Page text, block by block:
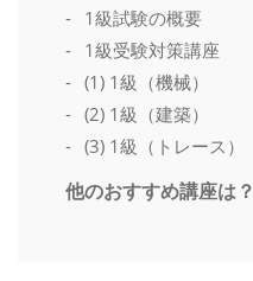
1級試験の概要
1級受験対策講座
(1) 1級（機械）
(2) 1級（建築）
(3) 1級（トレース）
他のおすすめ講座は？